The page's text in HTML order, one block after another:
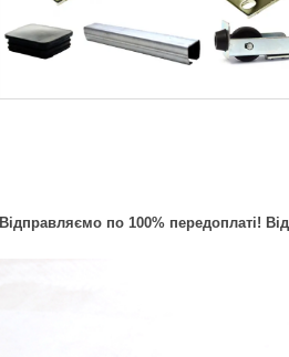
Відправляємо по 100% передоплаті!